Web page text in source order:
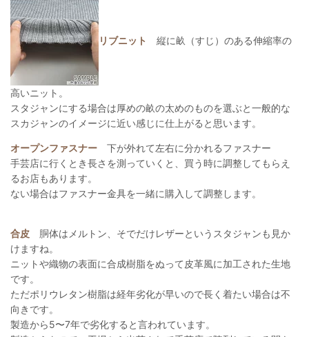
リブニット 縦に畝（すじ）のある伸縮率の
高いニット。
スタジャンにする場合は厚めの畝の太めのものを選ぶと一般的な
スカジャンのイメージに近い感じに仕上がると思います。
オープンファスナー 下が外れて左右に分かれるファスナー
手芸店に行くとき長さを測っていくと、買う時に調整してもらえ
るお店もあります。
ない場合はファスナー金具を一緒に購入して調整します。
合皮 胴体はメルトン、そでだけレザーというスタジャンも見か
けますね。
ニットや織物の表面に合成樹脂をぬって皮革風に加工された生地
です。
ただポリウレタン樹脂は経年劣化が早いので長く着たい場合は不
向きです。
製造から5〜7年で劣化すると言われています。